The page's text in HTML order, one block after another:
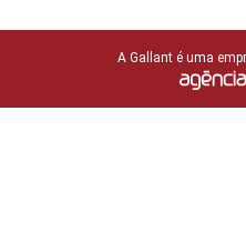
A Gallant é uma